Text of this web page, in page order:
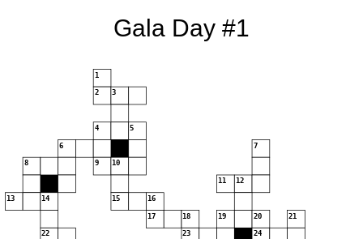
Gala Day #1
1
2 3
4 5
6 7
8 9 10
11 12
13 14 15 16
17 18 19 20 21
22 23 24